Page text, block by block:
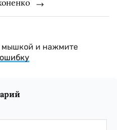
мышкой и нажмите